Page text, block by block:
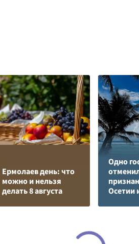
Ермолаев день: что
можно и нельзя
делать 8 августа
Одно
Осетии